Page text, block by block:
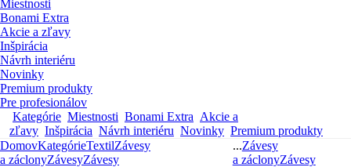
Miestnosti
Bonami Extra
Akcie a zľavy
Inšpirácia
Návrh interiéru
Novinky
Premium produkty
Pre profesionálov
Kategórie Miestnosti Bonami Extra Akcie a
zľavy Inšpirácia Návrh interiéru Novinky Premium produkty
DomovKategórieTextilZávesy
a záclonyZávesyZávesy
...Závesy
a záclonyZávesy